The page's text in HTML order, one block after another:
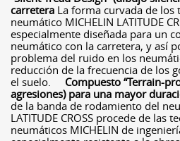
carretera La forma curvada de los
neumático MICHELIN LATITUDE
especialmente diseñada para un
neumático con la carretera, y así
problema del ruido en los
reducción de la frecuencia de los
el suelo. Compuesto “Terrain-
agresiones) para una mayor
de la banda de rodamiento del
LATITUDE CROSS procede de las
neumáticos MICHELIN de